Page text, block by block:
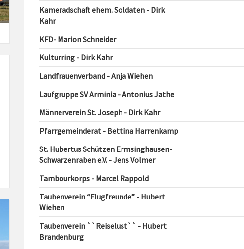
Kameradschaft ehem. Soldaten - Dirk
Kahr
KFD- Marion Schneider
Kulturring - Dirk Kahr
Landfrauenverband - Anja Wiehen
Laufgruppe SV Arminia - Antonius Jathe
Männerverein St. Joseph - Dirk Kahr
Pfarrgemeinderat - Bettina Harrenkamp
St. Hubertus Schützen Ermsinghausen-
Schwarzenraben e.V. - Jens Volmer
Tambourkorps - Marcel Rappold
Taubenverein “Flugfreunde” - Hubert
Wiehen
Taubenverein ``Reiselust`` - Hubert
Brandenburg